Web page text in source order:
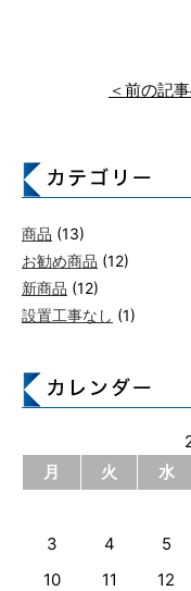
＜前の記
商品 (13)
お勧め商品 (12)
新商品 (12)
設置工事なし (1)
月
火 水
3
4 5
10
11 12